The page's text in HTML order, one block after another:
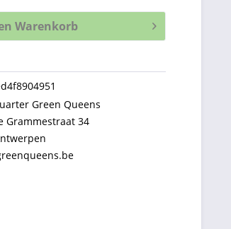
Warenkorb
Green Queens
Grammestraat 34